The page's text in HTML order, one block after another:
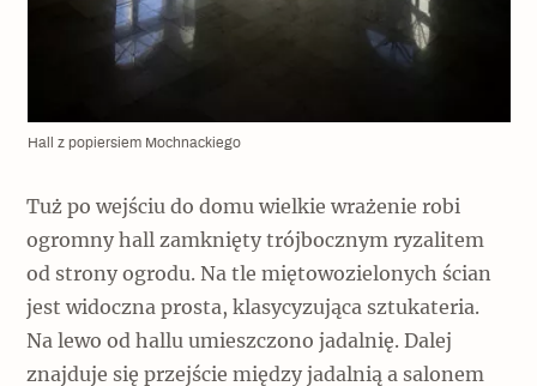
Hall z popiersiem Mochnackiego
Tuż po wejściu do domu wielkie wrażenie robi
ogromny hall zamknięty trójbocznym ryzalitem
od strony ogrodu. Na tle miętowozielonych ścian
jest widoczna prosta, klasycyzująca sztukateria.
Na lewo od hallu umieszczono jadalnię. Dalej
znajduje się przejście między jadalnią a salonem